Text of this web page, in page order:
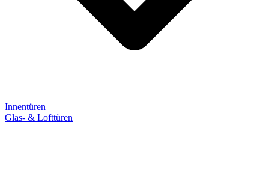
Innentüren
Glas- & Lofttüren